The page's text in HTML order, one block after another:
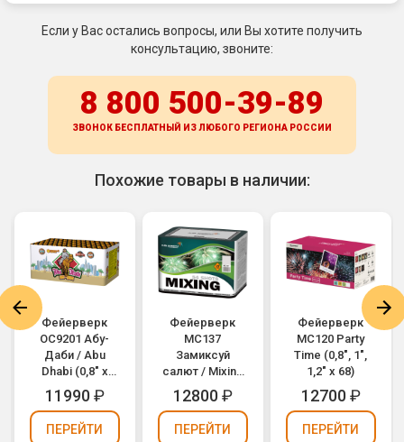
Если у Вас остались вопросы, или Вы хотите получить
консультацию, звоните:
8 800 500-39-89
ЗВОНОК БЕСПЛАТНЫЙ ИЗ ЛЮБОГО РЕГИОНА РОССИИ
Похожие товары в наличии:
Фейерверк
ОС9201 Абу-
Даби / Abu
Dhabi (0,8" х
108)
11990₽
ПЕРЕЙТИ
Фейерверк
МС137
Замиксуй
салют / Mixing
(1,2" х 54)
12800₽
ПЕРЕЙТИ
Фейерверк
MC120 Party
Time (0,8", 1",
1,2" х 68)
12700₽
ПЕРЕЙТИ